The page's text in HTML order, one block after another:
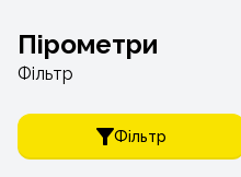
Пірометри
Фільтр
Фільтр